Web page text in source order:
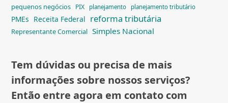
pequenos negócios PIX planejamento planejamento tributário
PMEs Receita Federal reforma tributária
Representante Comercial Simples Nacional
Tem dúvidas ou precisa de mais
informações sobre nossos serviços?
Então entre agora em contato com